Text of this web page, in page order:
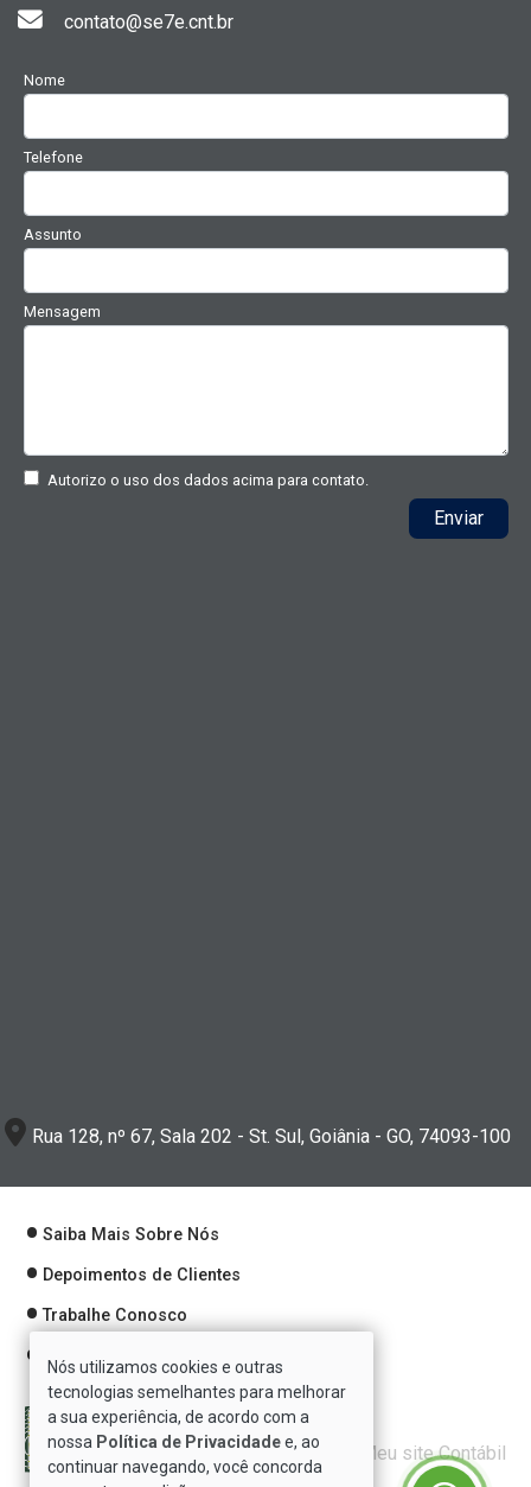
contato@se7e.cnt.br
Nome
Telefone
Assunto
Mensagem
Autorizo o uso dos dados acima para contato.
Enviar
Rua 128, nº 67, Sala 202 - St. Sul, Goiânia - GO, 74093-100
Saiba Mais Sobre Nós
Depoimentos de Clientes
Trabalhe Conosco
Política de Privacidade
Verificada por
Nós utilizamos cookies e outras
tecnologias semelhantes para melhorar
a sua experiência, de acordo com a
nossa Política de Privacidadee, ao
continuar navegando, você concorda